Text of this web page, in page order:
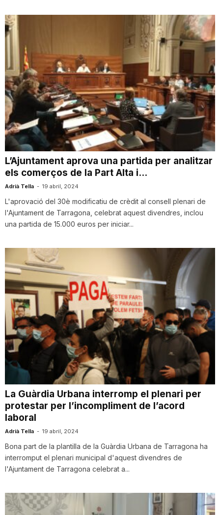
L’Ajuntament aprova una partida per analitzar
els comerços de la Part Alta i...
Adrià Tella - 19 abril, 2024
L'aprovació del 30è modificatiu de crèdit al consell plenari de
l'Ajuntament de Tarragona, celebrat aquest divendres, inclou
una partida de 15.000 euros per iniciar...
La Guàrdia Urbana interromp el plenari per
protestar per l’incompliment de l’acord
laboral
Adrià Tella - 19 abril, 2024
Bona part de la plantilla de la Guàrdia Urbana de Tarragona ha
interromput el plenari municipal d'aquest divendres de
l'Ajuntament de Tarragona celebrat a...